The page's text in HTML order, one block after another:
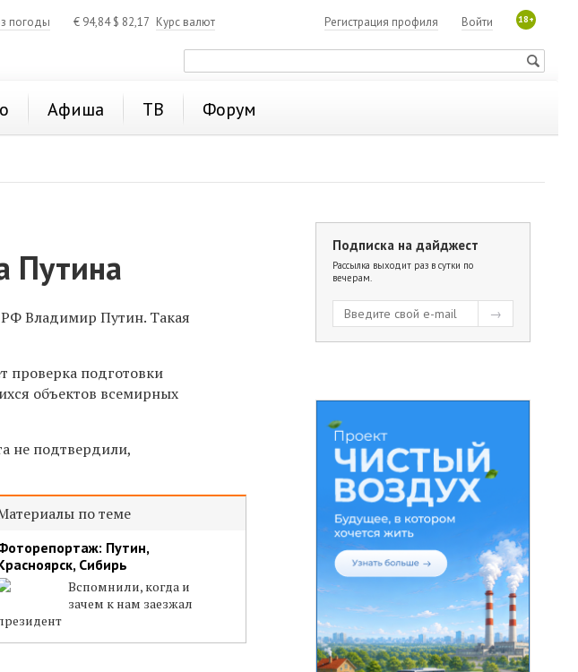
погоды € 94,84$ 82,17 Курс валют 18+
Войти
Регистрация профиля
Афиша ТВ Форум
Путина
РФ Владимир Путин. Такая
проверка подготовки
объектов всемирных
не подтвердили,
по теме
Путин,
Сибирь
Вспомнили, когда и
зачем к нам заезжал
Подписка на дайджест
Рассылка выходит раз в сутки по
вечерам.